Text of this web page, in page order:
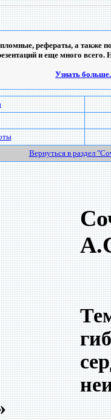
рефераты, а также
и еще много всего.
Узнать
Вернуться в раздел